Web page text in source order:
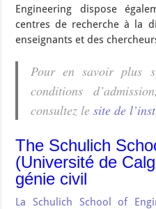
Engineering dispose
centres de recherche à la
enseignants et des
Pour en savoir plus
conditions
consultez lesite de
The Schulich
(Université de
génie civil
La Schulich School of